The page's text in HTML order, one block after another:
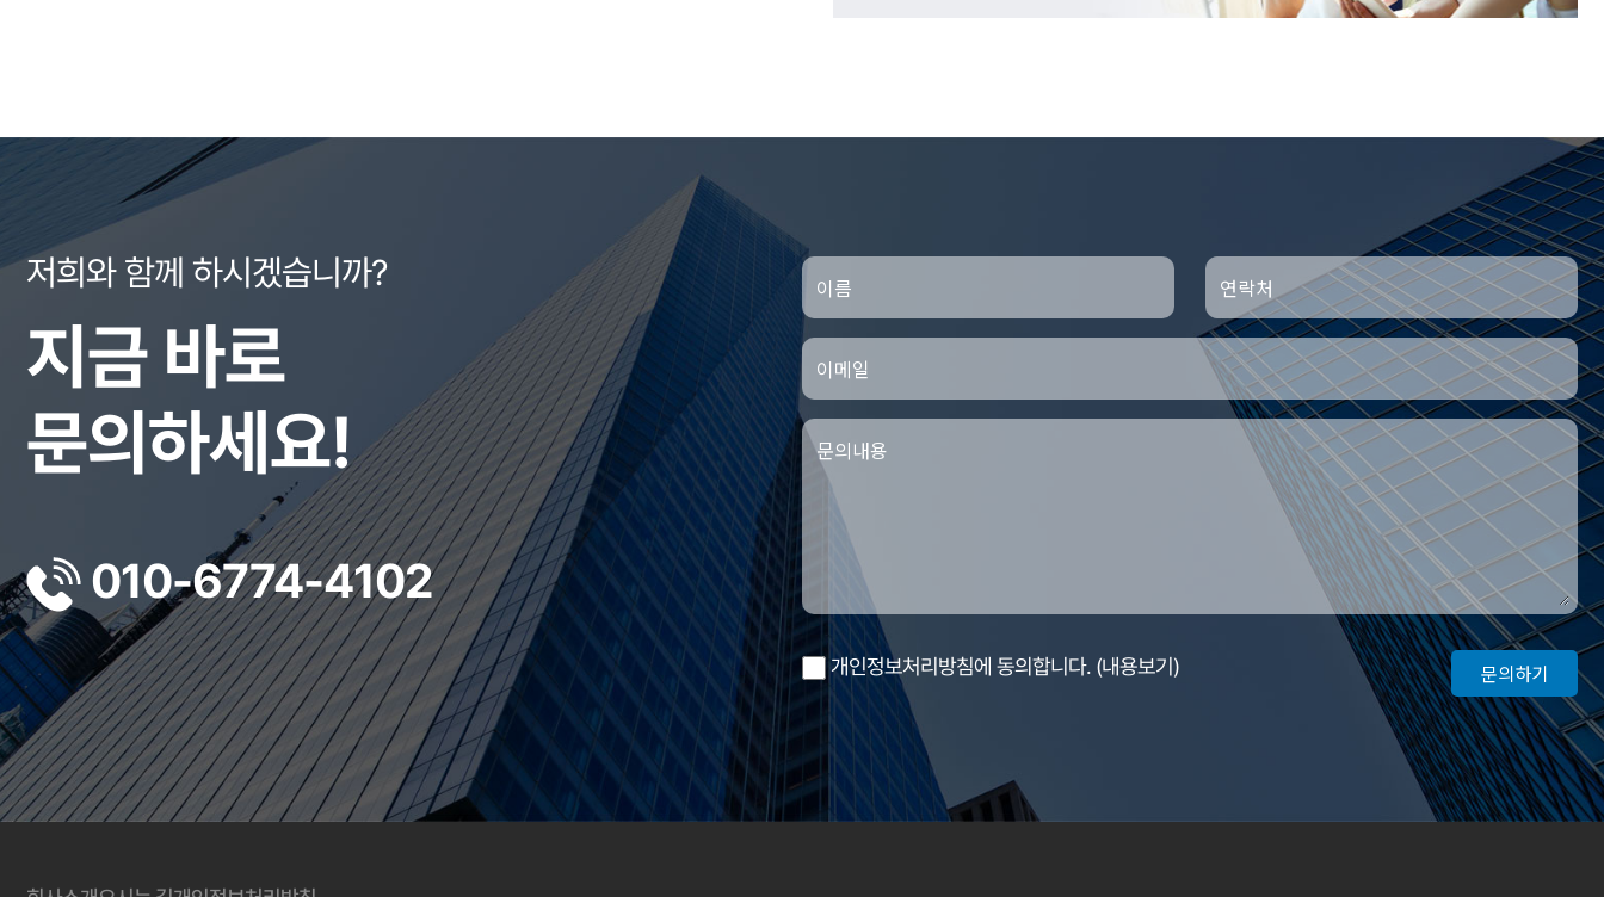
저희와 함께 하시겠습니까?
지금 바로
문의하세요!
010-6774-4102
개인정보처리방침에 동의합니다. (내용보기)